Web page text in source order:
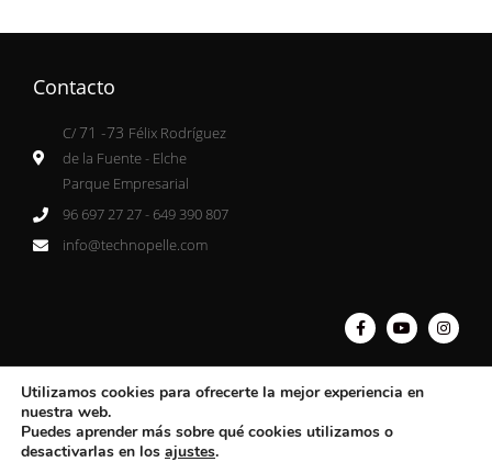
Contacto
C/ 71 -73 Félix Rodríguez
de la Fuente - Elche
Parque Empresarial
96 697 27 27 - 649 390 807
info@technopelle.com
© Technopelle s.l. - Todo los derechos reservados.
Utilizamos cookies para ofrecerte la mejor experiencia en
nuestra web.
Puedes aprender más sobre qué cookies utilizamos o
desactivarlas en los ajustes.